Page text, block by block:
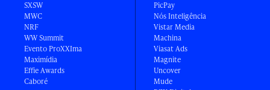
SXSW
MWC
NRF
WW Summit
Evento ProXXIma
Maximídia
Effie Awards
Caboré
PicPay
Nós Inteligência
Vistar Media
Machina
Viasat Ads
Magnite
Uncover
Mude